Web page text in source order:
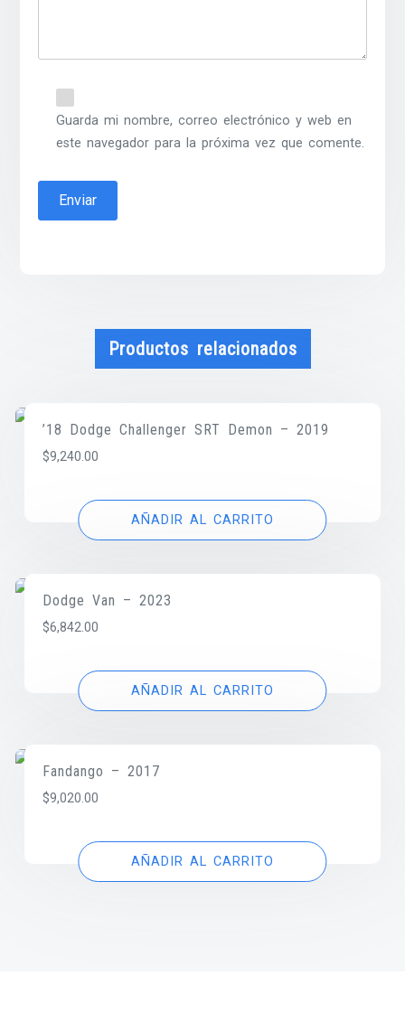
Guarda mi nombre, correo electrónico y web en
este navegador para la próxima vez que comente.
Productos relacionados
’18 Dodge Challenger SRT Demon – 2019
$9,240.00
AÑADIR AL CARRITO
Dodge Van – 2023
$6,842.00
AÑADIR AL CARRITO
Fandango – 2017
$9,020.00
AÑADIR AL CARRITO